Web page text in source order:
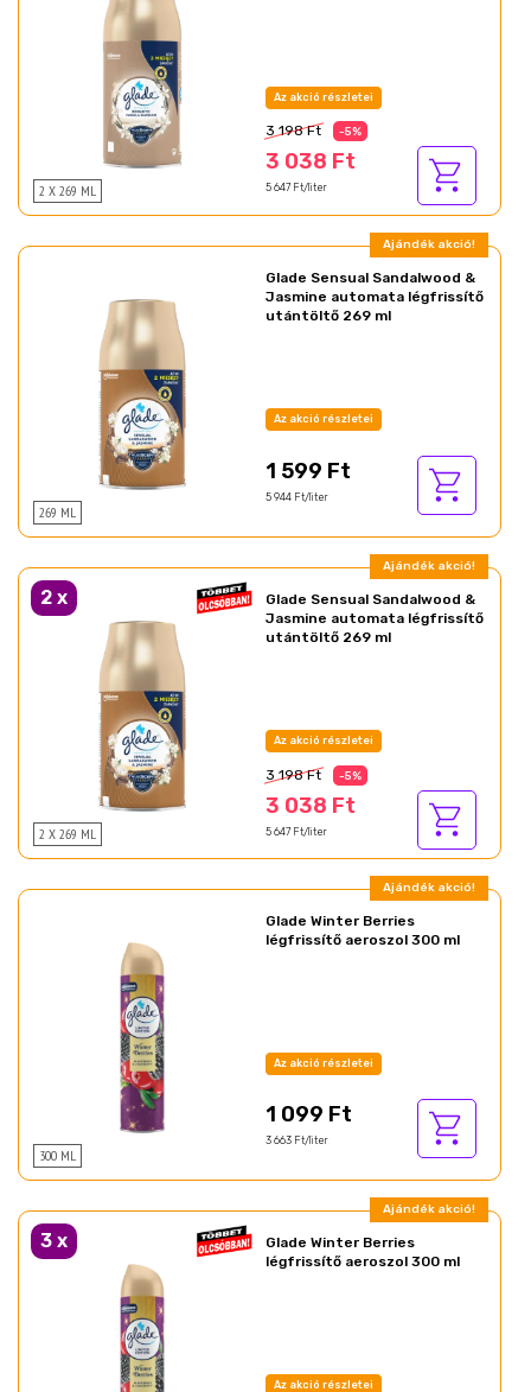
2 X 269 ML
Az akció részletei
3 198 Ft -5%
3 038 Ft
5 647 Ft/liter
Ajándék akció!
269 ML
Glade Sensual Sandalwood &
Jasmine automata légfrissítő
utántöltő 269 ml
Az akció részletei
1 599 Ft
5 944 Ft/liter
Ajándék akció!
2 x
2 X 269 ML
Glade Sensual Sandalwood &
Jasmine automata légfrissítő
utántöltő 269 ml
Az akció részletei
3 198 Ft -5%
3 038 Ft
5 647 Ft/liter
Ajándék akció!
300 ML
Glade Winter Berries
légfrissítő aeroszol 300 ml
Az akció részletei
1 099 Ft
3 663 Ft/liter
Ajándék akció!
3 x
Glade Winter Berries
légfrissítő aeroszol 300 ml
Az akció részletei